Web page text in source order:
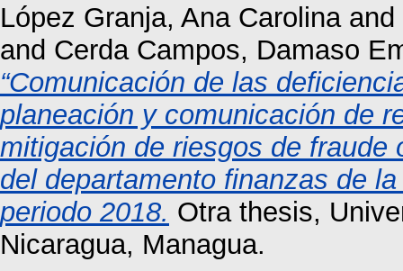
López Granja, Ana Carolinaand
and Cerda Campos, Damaso
“Comunicación de las
planeación y comunicación de
mitigación de riesgos de
del departamento finanzas de
periodo 2018. Otra thesis,
Nicaragua, Managua.